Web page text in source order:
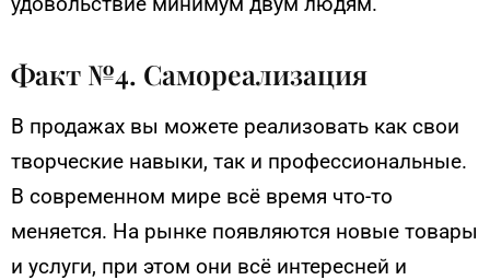
Факт №4. Самореализация
В продажах вы можете реализовать как свои
творческие навыки, так и профессиональные.
В современном мире всё время что-то
меняется. На рынке появляются новые товары
и услуги, при этом они всё интересней и